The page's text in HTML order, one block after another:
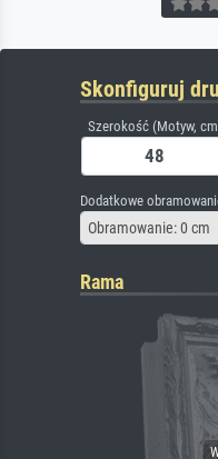
Skonfiguruj
Szerokość (Motyw,
Dodatkowe
Obramowanie: 0 cm
Rama